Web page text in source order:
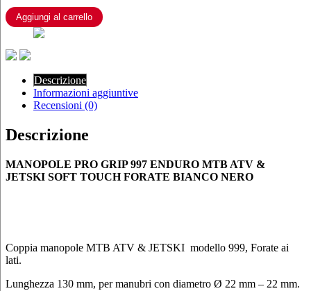
MTB
ATV
JETSKI
SOFT
TOUCH
FORATE
BIANCO
NERO
Aggiungi al carrello
Descrizione
Informazioni aggiuntive
Recensioni (0)
Descrizione
MANOPOLE PRO GRIP 997 ENDURO MTB ATV &
JETSKI SOFT TOUCH FORATE BIANCO NERO
Coppia manopole MTB ATV & JETSKI modello 999, Forate ai
lati.
Lunghezza 130 mm, per manubri con diametro Ø 22 mm – 22 mm.